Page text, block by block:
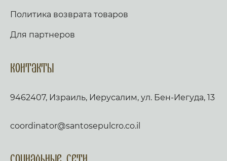
Политика возврата товаров
Для партнеров
Контакты
9462407, Израиль, Иерусалим, ул. Бен-Иегуда, 13
coordinator@santosepulcro.co.il